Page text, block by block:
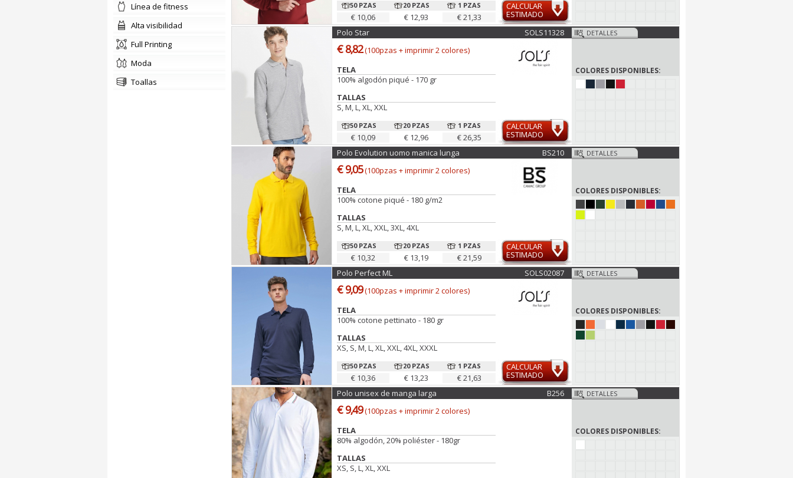
línea de fitness
alta visibilidad
Full Printing
moda
toallas
50 PZAS
€ 10,06
20 PZAS
€ 12,93
1 PZAS
€ 21,33
CALCULAR
ESTIMADO
Polo Star SOLS11328
€ 8,82(100pzas + imprimir 2 colores)
TELA
100% algodón piqué - 170 gr
TALLAS
S, M, L, XL, XXL
50 PZAS
€ 10,09
20 PZAS
€ 12,96
1 PZAS
€ 26,35
CALCULAR
ESTIMADO
DETALLES
COLORES DISPONIBLES:
Polo Evolution uomo manica lunga BS210
€ 9,05(100pzas + imprimir 2 colores)
TELA
100% cotone piqué - 180 g/m2
TALLAS
S, M, L, XL, XXL, 3XL, 4XL
50 PZAS
€ 10,32
20 PZAS
€ 13,19
1 PZAS
€ 21,59
CALCULAR
ESTIMADO
DETALLES
COLORES DISPONIBLES:
Polo Perfect ML SOLS02087
€ 9,09(100pzas + imprimir 2 colores)
TELA
100% cotone pettinato - 180 gr
TALLAS
XS, S, M, L, XL, XXL, 4XL, XXXL
50 PZAS
€ 10,36
20 PZAS
€ 13,23
1 PZAS
€ 21,63
CALCULAR
ESTIMADO
DETALLES
COLORES DISPONIBLES:
Polo unisex de manga larga B256
€ 9,49(100pzas + imprimir 2 colores)
TELA
80% algodón, 20% poliéster - 180gr
TALLAS
XS, S, L, XL, XXL
DETALLES
COLORES DISPONIBLES: